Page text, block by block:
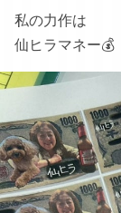
私の力作は
仙ヒラマネー💰️